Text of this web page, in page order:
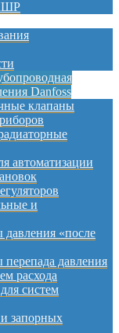
Danfoss
клапаны
автоматизации
и
«после
давления
расхода
систем
запорных